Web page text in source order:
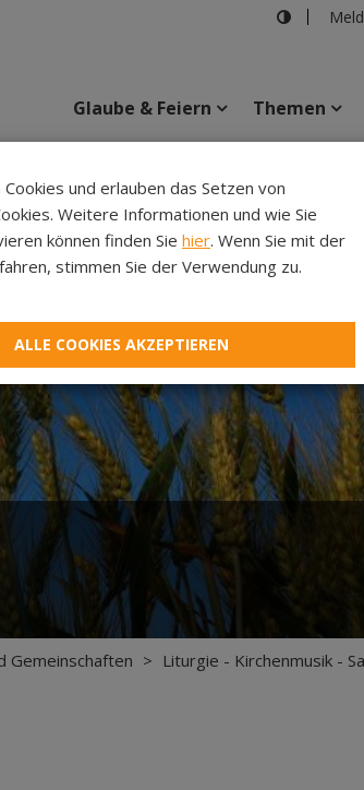
Glaube & Feiern Themen
Gemeinschaften > Liturgie - Kirchenmusik -
und erlauben das Setzen von
Weitere Informationen und wie Sie
können finden Sie hier. Wenn Sie mit der
stimmen Sie der Verwendung zu.
ALLE COOKIES AKZEPTIEREN